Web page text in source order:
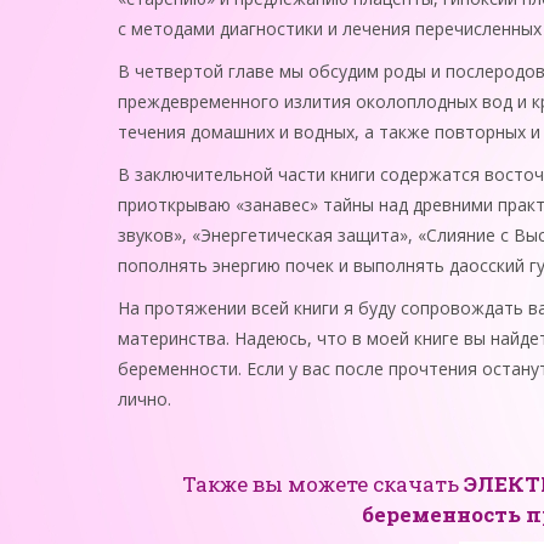
с методами диагностики и лечения
В четвертой главе мы обсудим роды и
преждевременного излития околоплодных вод и
течения домашних и водных, а также повторных
В заключительной части книги содержатся
приоткрываю «занавес» тайны над древними
звуков», «Энергетическая защита», «Слияние с
пополнять энергию почек и выполнять даосский
На протяжении всей книги я буду сопровождать
материнства. Надеюсь, что в моей книге вы
беременности. Если у вас после прочтения
лично.
Также вы можете скачать
беременность